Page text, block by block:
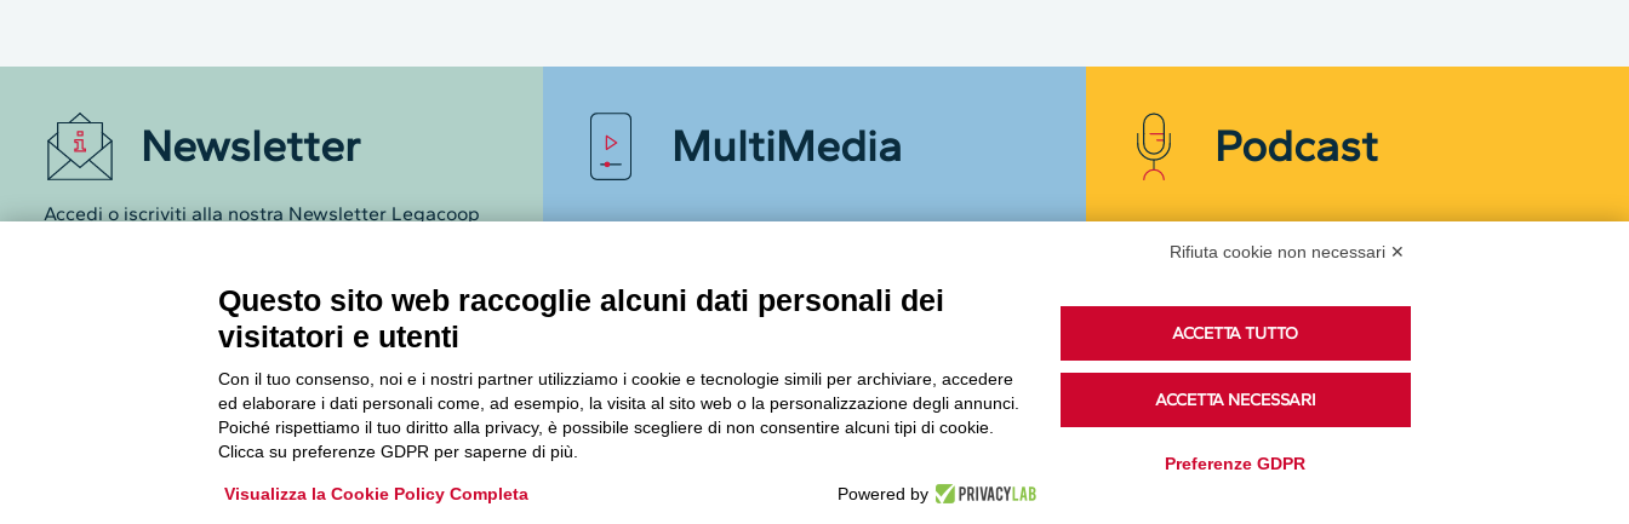
Newsletter
Accedi o iscriviti alla nostra Newsletter Legacoop
Archivio Newsletter
MultiMedia
Accedi a Youtube
Podcast
Ascolta i podcast di approfondimento di Legacoop
Accedi alla sezione
Rifiuta cookie non necessari ✕
Questo sito web raccoglie alcuni dati personali dei
visitatori e utenti
Con il tuo consenso, noi e i nostri partner utilizziamo i cookie e tecnologie simili per archiviare, accedere
ed elaborare i dati personali come, ad esempio, la visita al sito web o la personalizzazione degli annunci.
Poiché rispettiamo il tuo diritto alla privacy, è possibile scegliere di non consentire alcuni tipi di cookie.
Clicca su preferenze GDPR per saperne di più.
Visualizza la Cookie Policy Completa Powered by
ACCETTA TUTTO
ACCETTA NECESSARI
Preferenze GDPR